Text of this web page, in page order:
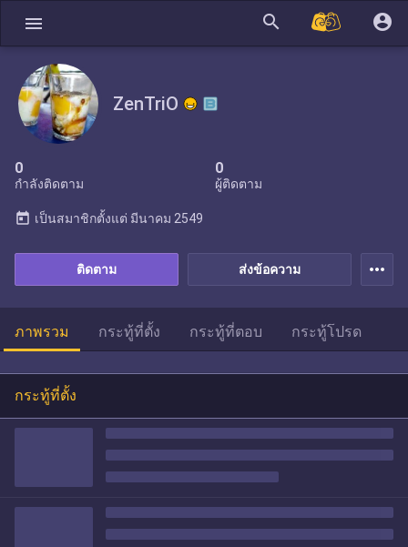
menu search account_circle
ZenTriO
0
กำลังติดตาม
0
ผู้ติดตาม
ส่งข้อความ
ติดตาม
today เป็นสมาชิกตั้งแต่ มีนาคม 2549
more_horiz
ภาพรวม กระทู้ที่ตั้ง กระทู้ที่ตอบ กระทู้โปรด
กระทู้ที่ตั้ง